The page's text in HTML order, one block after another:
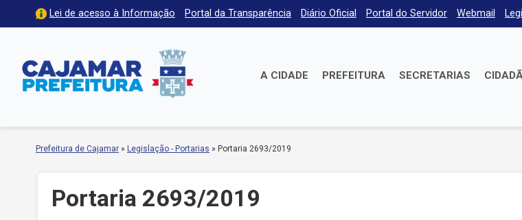
Lei de acesso à Informação Portal da Transparência Diário Oficial Portal do Servidor Webmail
A CIDADE PREFEITURA SECRETARIAS
Prefeitura de Cajamar » Legislação - Portarias » Portaria 2693/2019
Portaria 2693/2019